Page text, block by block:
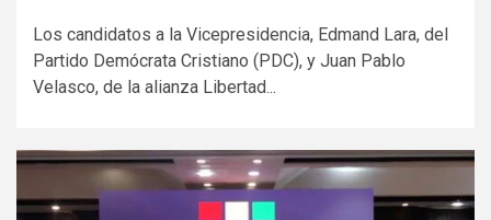
Los candidatos a la Vicepresidencia, Edmand Lara, del
Partido Demócrata Cristiano (PDC), y Juan Pablo
Velasco, de la alianza Libertad...